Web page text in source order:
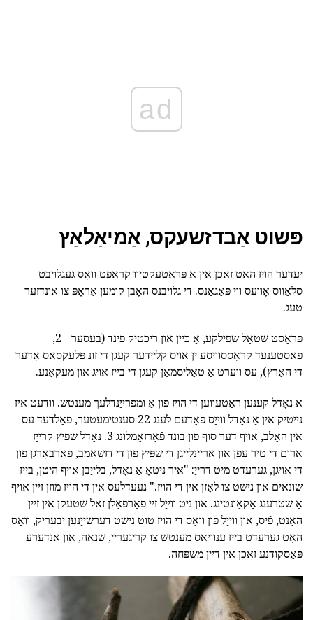
ad
פּשוט אַבדזשעקס, אַמיאַלאַץ
יעדער הויז האט זאכן אין אַ פּראַטעקטיוו קראַפט וואָס געגלויבט
סלאַווס אָוועס ווי פּאַגאַנס. די גלויבנס האָבן קומען אַראָפּ צו אונדזער
טעג.
פּראָסט שטאָל שפּילקע, אַ כיין און ריכטיק פּינד (בעסער - 2,
פאַסטענעד קראָססוויסע ין אויס קליידער קעגן די זונ פּלעקסאַס אָדער
די האַרץ), עס ווערט אַ טאַליסמאַן קעגן די בייז אויג און מעקאַנע.
א נאָדל קענען ראַטעווען די הויז פון אַ ומפרייַנדלעך מענטש. וודעט איז
נייטיק אין אַ נאָדל ווייַס פאָדעם לענג 22 סענטימעטער, פאָלדעד עס
אין האַלב, אויף דער סוף פון בונד פֿאַרזאַמלונג 3. נאָדל שפּיץ קרייַז
אַרום די טיר עפן און אַרייַנלייגן די שפּיץ פון די דזשאַמב, פאַרבאָרגן פון
די אויגן, גערעדט מיט דרייַ: "איר ניטאָ אַ נאָדל, בלייַבן אויף היטן, בייז
שונאים און נישט צו לאָזן אין די הויז." נעעדלעס אין די הויז מוזן זיין אויף
אַ שטרענג אַקאַונטינג. און ניט ווייַל זיי פאַרפאַלן זאל שטעקן אין זיין
האַנט, פֿיס, און ווייַל פון וואָס די הויז טוט נישט דערשייַנען יבעריק, וואָס
האָט גערעדט בייז ענוויאַס מענטש צו קריגערייַ, שנאה, און אנדערע
פּאַסקודנע זאכן אין דיין משפּחה.